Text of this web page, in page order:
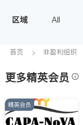
房地产租售
教育
非盈利组织
区域 All
首页 非盈利组织
更多精英会员
精英会员